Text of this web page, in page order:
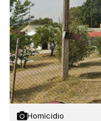
Homicidio